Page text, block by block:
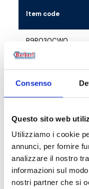
Consenso
Questo sito web
Utilizziamo i cookie
annunci, per fornire
analizzare il nostro
informazioni sul
nostri partner che si
Item code
B9R030CW0
Description
Alternative